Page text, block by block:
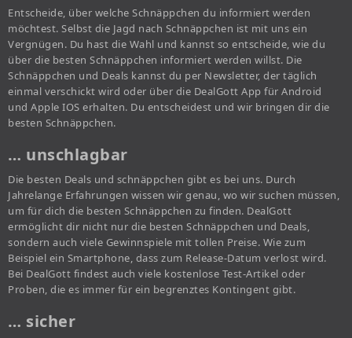
Entscheide, über welche Schnäppchen du informiert werden
möchtest. Selbst die Jagd nach Schnäppchen ist mit uns ein
Vergnügen. Du hast die Wahl und kannst so entscheide, wie du
über die besten Schnäppchen informiert werden willst. Die
Schnäppchen und Deals kannst du per Newsletter, der täglich
einmal verschickt wird oder über die DealGott App für Android
und Apple IOS erhalten. Du entscheidest und wir bringen dir die
besten Schnäppchen.
… unschlagbar
Die besten Deals und schnäppchen gibt es bei uns. Durch
Jahrelange Erfahrungen wissen wir genau, wo wir suchen müssen,
um für dich die besten Schnäppchen zu finden. DealGott
ermöglicht dir nicht nur die besten Schnäppchen und Deals,
sondern auch viele Gewinnspiele mit tollen Preise. Wie zum
Beispiel ein Smartphone, dass zum Release-Datum verlost wird.
Bei DealGott findest auch viele kostenlose Test-Artikel oder
Proben, die es immer für ein begrenztes Kontingent gibt.
… sicher